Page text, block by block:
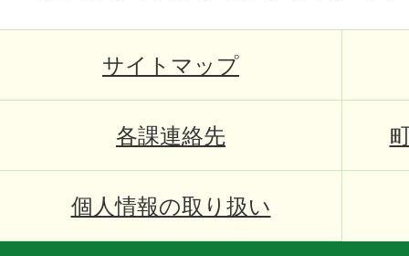
サイトマップ
各課連絡先
個人情報の取り扱い